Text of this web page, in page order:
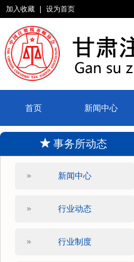
加入收藏 设为首页
首页 新闻中心
事务所动态
新闻中心
行业动态
行业制度